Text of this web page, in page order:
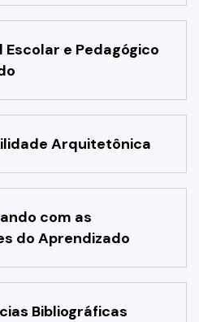
e Pedagógico
Arquitetônica
com as
do Aprendizado
Bibliográficas